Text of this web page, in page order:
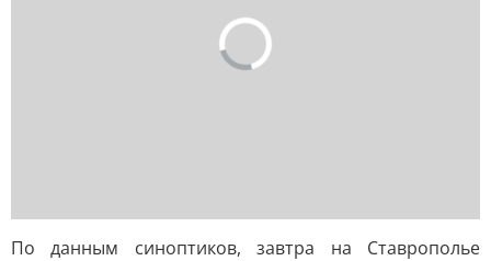
По данным синоптиков, завтра на Ставрополье